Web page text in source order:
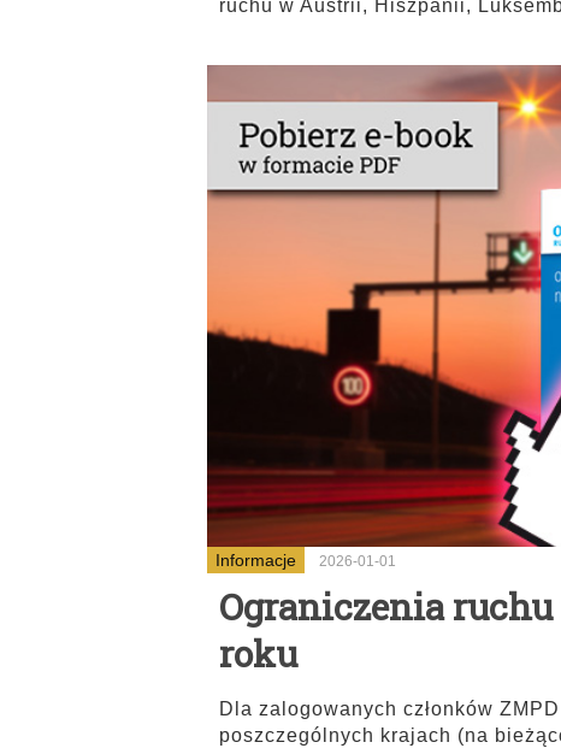
ruchu w Austrii, Hiszpanii,
Informacje 2026-01-01
Ograniczenia
roku
Dla zalogowanych członków
poszczególnych krajach (na